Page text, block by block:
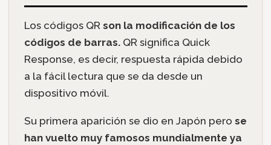
Los códigos QR son la modificación de los
códigos de barras.QR significa Quick
Response, es decir, respuesta rápida debido
a la fácil lectura que se da desde un
dispositivo móvil.
Su primera aparición se dio en Japón pero se
han vuelto muy famosos mundialmente ya